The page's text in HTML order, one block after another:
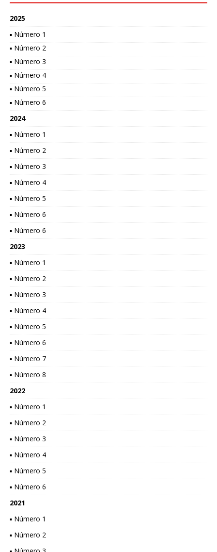
2025
▪ Número 1
▪ Número 2
▪ Número 3
▪ Número 4
▪ Número 5
▪ Número 6
2024
▪ Número 1
▪ Número 2
▪ Número 3
▪ Número 4
▪ Número 5
▪ Número 6
▪ Número 6
2023
▪ Número 1
▪ Número 2
▪ Número 3
▪ Número 4
▪ Número 5
▪ Número 6
▪ Número 7
▪ Número 8
2022
▪ Número 1
▪ Número 2
▪ Número 3
▪ Número 4
▪ Número 5
▪ Número 6
2021
▪ Número 1
▪ Número 2